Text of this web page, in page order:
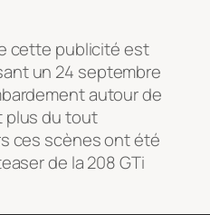
cette publicité est
un 24 septembre
autour de
plus du tout
ces scènes ont été
de la 208 GTi